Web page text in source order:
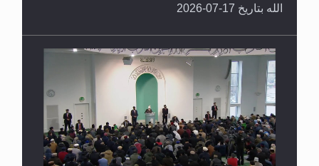
الله بتاريخ 17-07-2026